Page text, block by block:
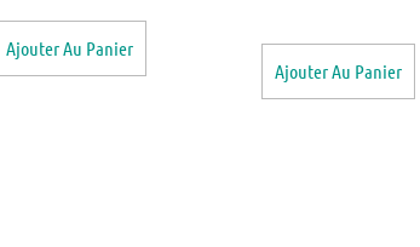
Ajouter Au Panier
Ajouter Au Panier